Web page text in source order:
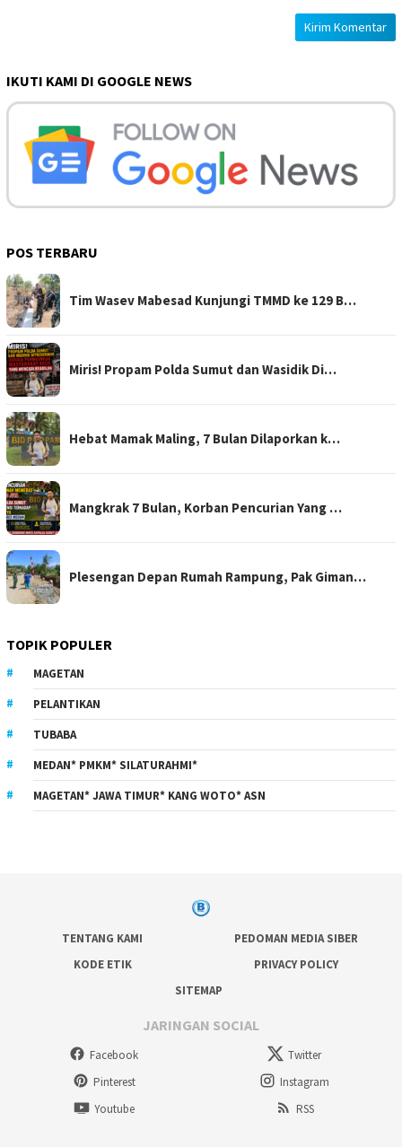
IKUTI KAMI DI GOOGLE NEWS
POS TERBARU
Tim Wasev Mabesad Kunjungi TMMD ke 129 B…
Miris! Propam Polda Sumut dan Wasidik Di…
Hebat Mamak Maling, 7 Bulan Dilaporkan k…
Mangkrak 7 Bulan, Korban Pencurian Yang …
Plesengan Depan Rumah Rampung, Pak Giman…
TOPIK POPULER
MAGETAN
PELANTIKAN
TUBABA
MEDAN* PMKM* SILATURAHMI*
MAGETAN* JAWA TIMUR* KANG WOTO* ASN
TENTANG KAMI
PEDOMAN MEDIA SIBER
KODE ETIK
PRIVACY POLICY
SITEMAP
JARINGAN SOCIAL
Facebook
Twitter
Pinterest
Instagram
Youtube
RSS